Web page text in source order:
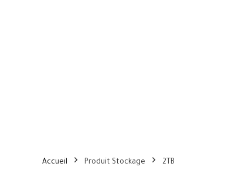
Accueil Produit Stockage 2TB